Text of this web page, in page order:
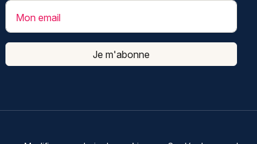
Mon email
Je m'abonne